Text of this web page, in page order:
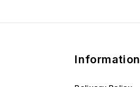
Information